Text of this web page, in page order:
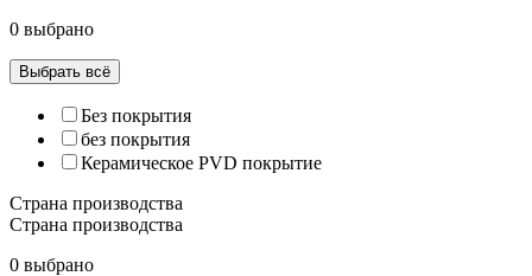
0 выбрано
Выбрать всё
Без покрытия
без покрытия
Керамическое PVD покрытие
Страна производства
Страна производства
0 выбрано